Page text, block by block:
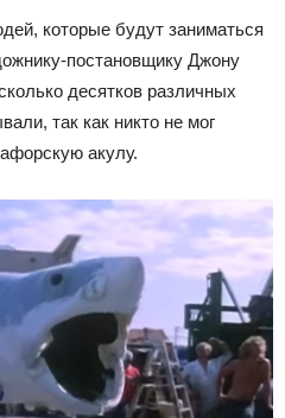
которые будут заниматься
постановщику Джону
десятков различных
так как никто не мог
акулу.